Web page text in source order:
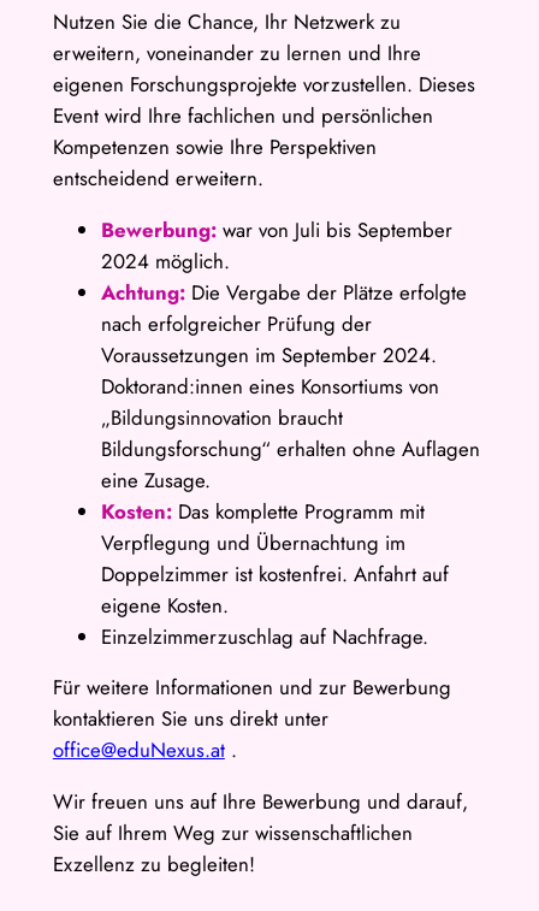
Nutzen Sie die Chance, Ihr Netzwerk zu
erweitern, voneinander zu lernen und Ihre
eigenen Forschungsprojekte vorzustellen. Dieses
Event wird Ihre fachlichen und persönlichen
Kompetenzen sowie Ihre Perspektiven
entscheidend erweitern.
Bewerbung:war von Juli bis September
2024 möglich.
Achtung:Die Vergabe der Plätze erfolgte
nach erfolgreicher Prüfung der
Voraussetzungen im September 2024.
Doktorand:innen eines Konsortiums von
„Bildungsinnovation braucht
Bildungsforschung“ erhalten ohne Auflagen
eine Zusage.
Kosten:Das komplette Programm mit
Verpflegung und Übernachtung im
Doppelzimmer ist kostenfrei. Anfahrt auf
eigene Kosten.
Einzelzimmerzuschlag auf Nachfrage.
Für weitere Informationen und zur Bewerbung
kontaktieren Sie uns direkt unter
office@eduNexus.at.
Wir freuen uns auf Ihre Bewerbung und darauf,
Sie auf Ihrem Weg zur wissenschaftlichen
Exzellenz zu begleiten!